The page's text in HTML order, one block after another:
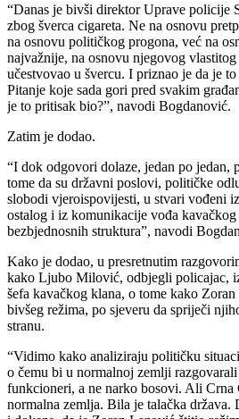
“Danas je bivši direktor Uprave policije
zbog šverca cigareta. Ne na osnovu
na osnovu političkog progona, već na
najvažnije, na osnovu njegovog
učestvovao u švercu. I priznao je da je
Pitanje koje sada gori pred svakim
je to pritisak bio?”, navodi Bogdanović.
Zatim je dodao.
“I dok odgovori dolaze, jedan po jedan,
tome da su državni poslovi, političke
slobodi vjeroispovijesti, u stvari vođeni
ostalog i iz komunikacije vođa
bezbjednosnih struktura”, navodi
Kako je dodao, u presretnutim
kako Ljubo Milović, odbjegli policajac,
šefa kavačkog klana, o tome kako
bivšeg režima, po sjeveru da spriječi
stranu.
“Vidimo kako analiziraju političku
o čemu bi u normalnoj zemlji
funkcioneri, a ne narko bosovi. Ali Crna
normalna zemlja. Bila je talačka država.